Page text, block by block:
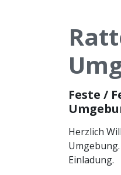
Feste /
Herzlich
Einladung.